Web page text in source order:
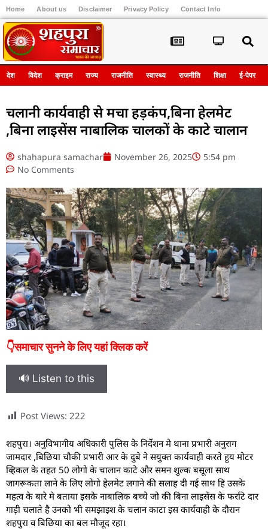
Home About us Disclaimer Privacy Policy Contact Info
देश विदेश क्राइम राज्य राजनीति स्वास्थ्य राजनीति शिक्षा ई-पेपर
चलानी कार्यवाही से मचा हड़कंप,बिना हेलमेट
,बिना लाइसेंस नाबालिक चालकों के काटे चालान
shahapura samachar November 26, 2025
5:54 pm
No Comments
👇समाचार सुनने के लिए यहां क्लिक करें
🔊 Listen to this
Post Views: 222
शहपुरा। अनुविभागीय अधिकारी पुलिस के निर्देशन मे थाना प्रभारी अनुराग
जामदार ,बिछिया चौकी प्रभारी आर के दुबे ने सयुक्त कार्यवाही करते हुय मोटर
व्हिकल के तहत 50 लोगो के चालान काटे और समन शुल्क बसूला साथ
जागरूकता लाने के लिए लोगो हेलमेट लगाने की सलाह दी गई साथ हि उसके
महत्व के बारे मे बताया इसके नाबालिक बच्चे जो की बिना लाइसेंस के फर्राटे दार
गाड़ी चलाते है उनको भी समझाइश के चलान काटा इस कार्यवाही के दौरान
शहपुरा व बिछिया का बल मौजूद रहा।